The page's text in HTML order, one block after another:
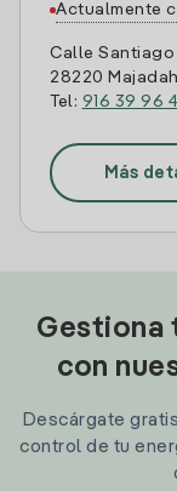
Actualmente
Calle
28220
Tel: 916 39 96
Más
Gestiona
con
Descárgate
control de tu